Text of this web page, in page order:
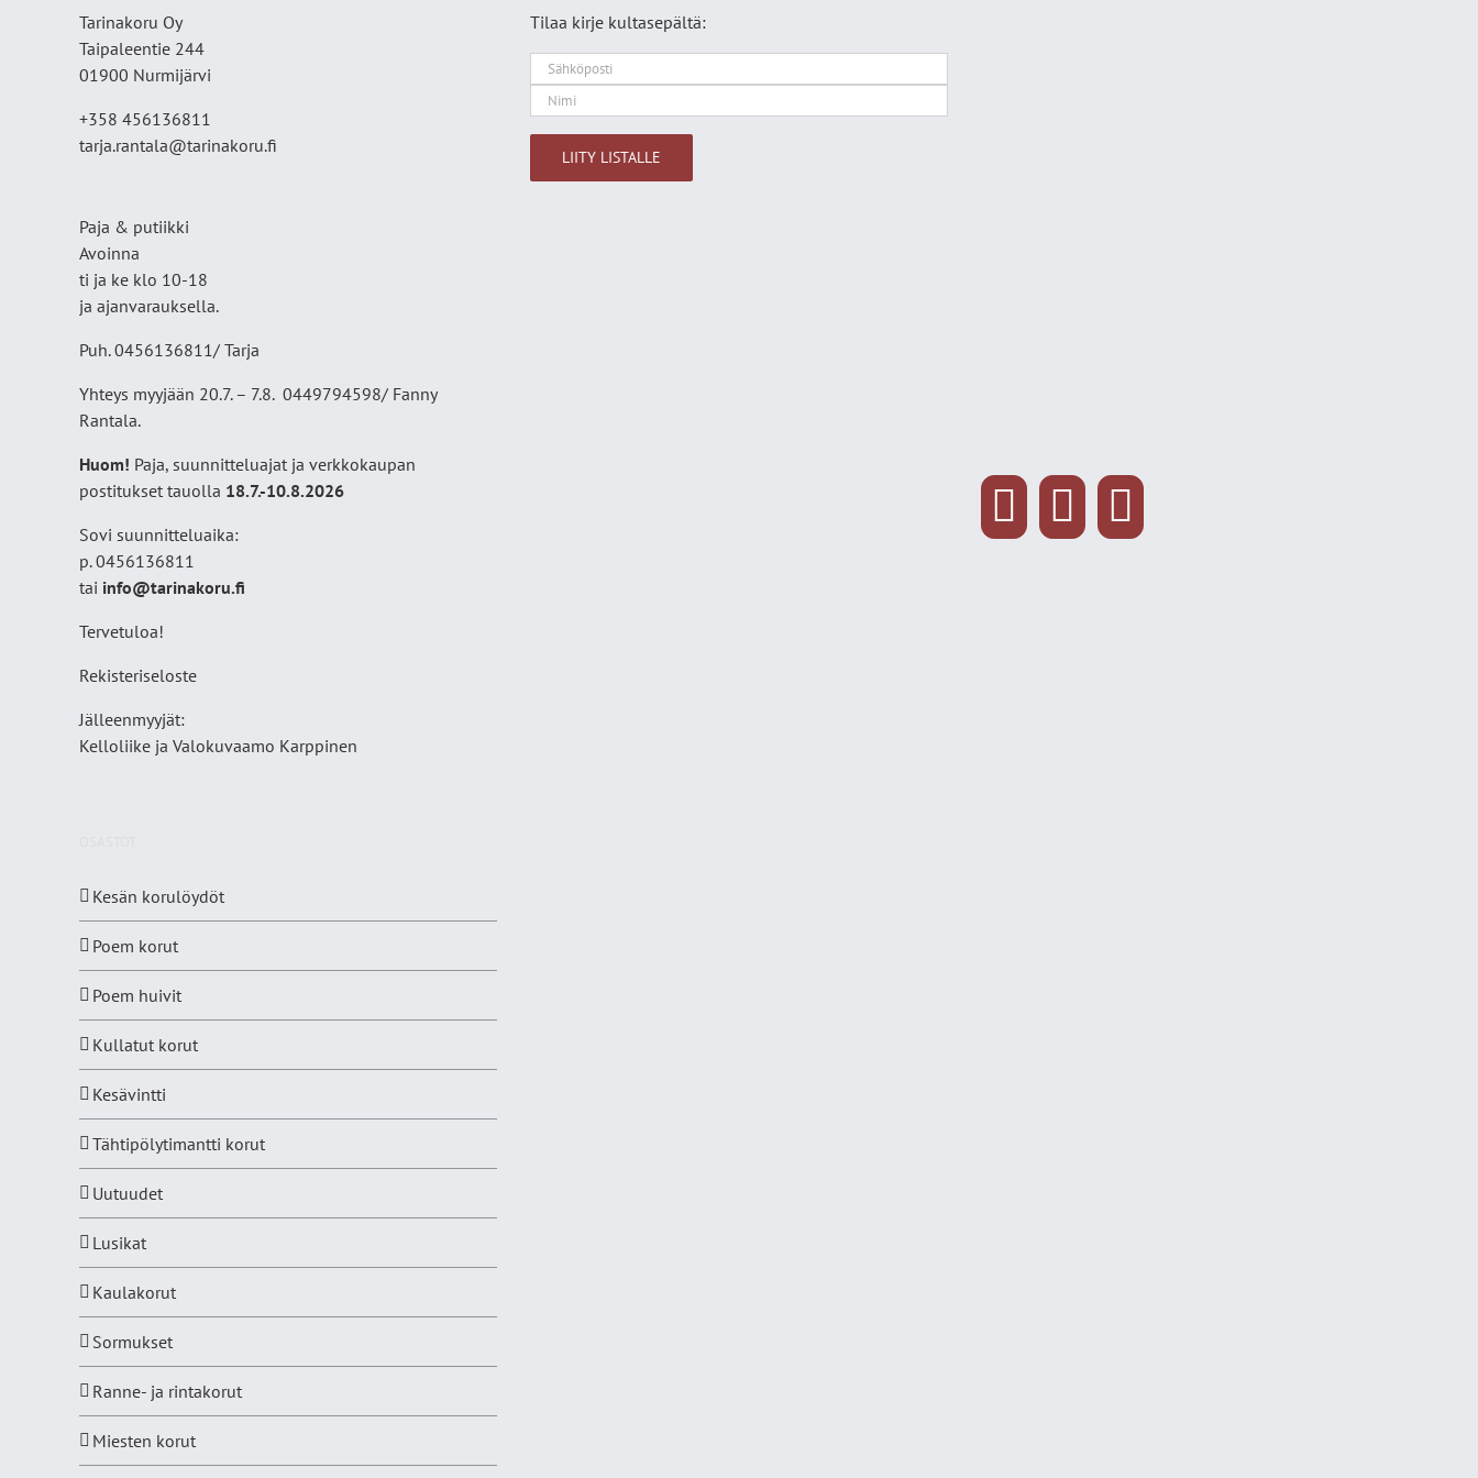
Tarinakoru Oy
Taipaleentie 244
01900 Nurmijärvi
+358 456136811
tarja.rantala@tarinakoru.fi
Paja & putiikki
Avoinna
ti ja ke klo 10-18
ja ajanvarauksella.
Puh. 0456136811/ Tarja
Yhteys myyjään 20.7. – 7.8. 0449794598/ Fanny
Rantala.
Huom! Paja, suunnitteluajat ja verkkokaupan
postitukset tauolla 18.7.-10.8.2026
Sovi suunnitteluaika:
p. 0456136811
tai info@tarinakoru.fi
Tervetuloa!
Rekisteriseloste
Jälleenmyyjät:
Kelloliike ja Valokuvaamo Karppinen
Kesän korulöydöt
Poem korut
Poem huivit
Kullatut korut
Kesävintti
Tähtipölytimantti korut
Uutuudet
Lusikat
Kaulakorut
Sormukset
Ranne- ja rintakorut
Miesten korut
Tilaa kirje kultasepältä: